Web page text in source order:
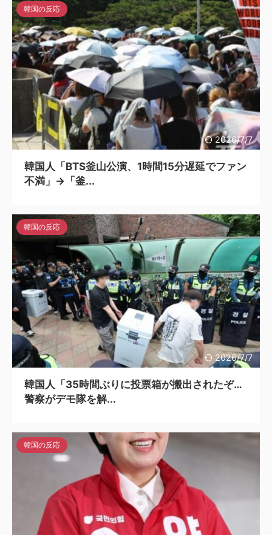
2026/7/7
韓国の反応
韓国人「BTS釜山公演、1時間15分遅延でファン
不満」→「釜...
2026/7/7
韓国の反応
韓国人「35時間ぶりに投票箱が搬出されたぞ…
警察がデモ隊を解...
韓国の反応